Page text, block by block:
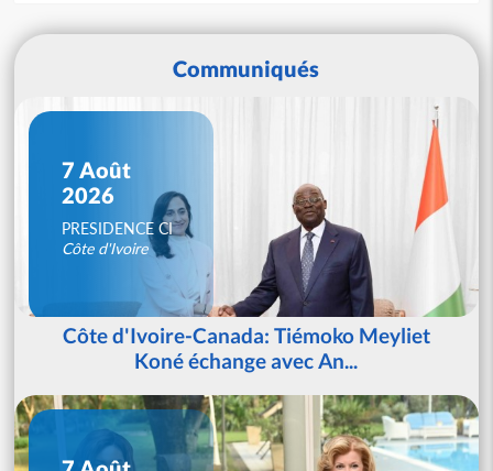
Communiqués
7 Août
2026
PRESIDENCE CI
Côte d'Ivoire
Côte d'Ivoire-Canada: Tiémoko Meyliet
Koné échange avec An...